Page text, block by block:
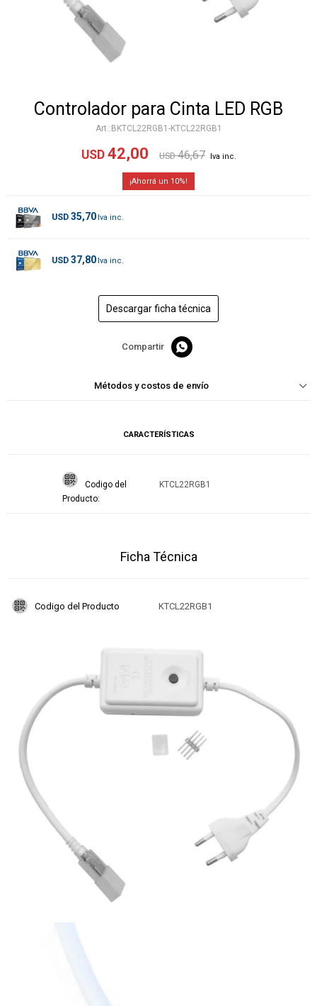
Controlador para Cinta LED RGB
BKTCL22RGB1-KTCL22RGB1
USD 42,00 USD 46,67
10
USD 35,70
USD 37,80
Descargar ficha técnica

Métodos y costos de envío
CARACTERÍSTICAS
Codigo del
Producto
KTCL22RGB1
Ficha Técnica
Codigo del Producto KTCL22RGB1